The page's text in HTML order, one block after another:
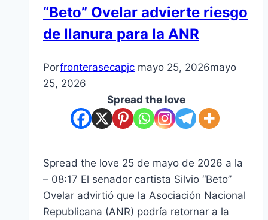
“Beto” Ovelar advierte riesgo
de llanura para la ANR
Porfronterasecapjc mayo 25, 2026mayo
25, 2026
Spread the love
Spread the love 25 de mayo de 2026 a la
– 08:17 El senador cartista Silvio “Beto”
Ovelar advirtió que la Asociación Nacional
Republicana (ANR) podría retornar a la